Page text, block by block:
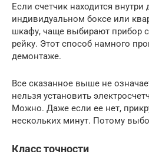
Если счетчик находится внутри
индивидуальном боксе или
шкафу, чаще выбирают прибор
рейку. Этот способ намного
демонтаже.
Все сказанное выше не
нельзя установить
Можно. Даже если ее нет,
нескольких минут. Потому
Класс точности